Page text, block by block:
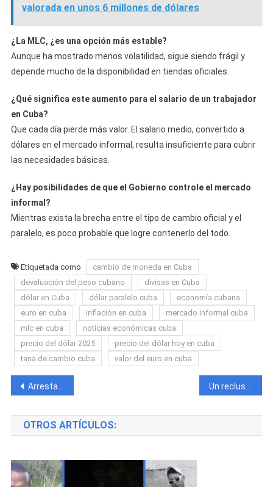
valorada en unos 6 millones de dólares
¿La MLC, ¿es una opción más estable?
Aunque ha mostrado menos volatilidad, sigue siendo frágil y
depende mucho de la disponibilidad en tiendas oficiales.
¿Qué significa este aumento para el salario de un trabajador
en Cuba?
Que cada día pierde más valor. El salario medio, convertido a
dólares en el mercado informal, resulta insuficiente para cubrir
las necesidades básicas.
¿Hay posibilidades de que el Gobierno controle el mercado
informal?
Mientras exista la brecha entre el tipo de cambio oficial y el
paralelo, es poco probable que logre contenerlo del todo.
Etiquetada como
cambio de moneda en Cuba
devaluación del peso cubano
divisas en Cuba
dólar en Cuba
dólar paralelo cuba
economía cubana
euro en cuba
inflación en cuba
mercado informal cuba
mlc en cuba
noticias económicas cuba
precio del dólar 2025
precio del dólar hoy en cuba
tasa de cambio cuba
valor del euro en cuba
Navegación
de
entradas
Arrestan en Santiago de Cuba a dos hombres por cambiar transferencias por dinero en efectivo en un cajero ¿De dónde salía tanto efectivo? Un recluso pierde la vida y otro resulta herido tras una fuga en Sancti Spíritus
OTROS ARTÍCULOS: